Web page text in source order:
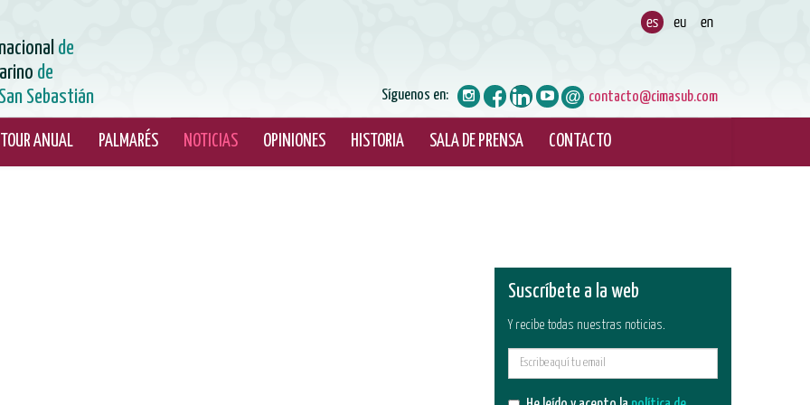
de
de
Sebastián
contacto@cimasub.com
Síguenos en:
TOUR ANUAL PALMARÉS NOTICIAS OPINIONES HISTORIA SALA DE PRENSA CONTACTO
Suscríbete a la web
Y recibe todas nuestras noticias.